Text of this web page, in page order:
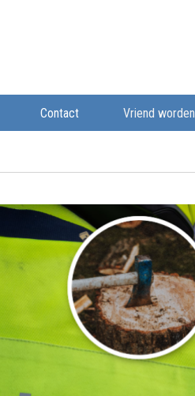
Contact Vriend worden